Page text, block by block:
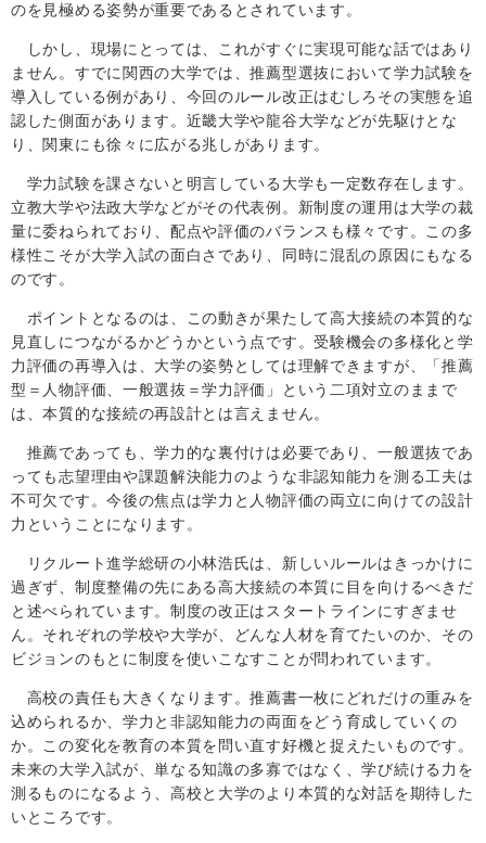
のを見極める姿勢が重要であるとされています。
しかし、現場にとっては、これがすぐに実現可能な話ではあり
ません。すでに関西の大学では、推薦型選抜において学力試験を
導入している例があり、今回のルール改正はむしろその実態を追
認した側面があります。近畿大学や龍谷大学などが先駆けとな
り、関東にも徐々に広がる兆しがあります。
学力試験を課さないと明言している大学も一定数存在します。
立教大学や法政大学などがその代表例。新制度の運用は大学の裁
量に委ねられており、配点や評価のバランスも様々です。この多
様性こそが大学入試の面白さであり、同時に混乱の原因にもなる
のです。
ポイントとなるのは、この動きが果たして高大接続の本質的な
見直しにつながるかどうかという点です。受験機会の多様化と学
力評価の再導入は、大学の姿勢としては理解できますが、「推薦
型＝人物評価、一般選抜＝学力評価」という二項対立のままで
は、本質的な接続の再設計とは言えません。
推薦であっても、学力的な裏付けは必要であり、一般選抜であ
っても志望理由や課題解決能力のような非認知能力を測る工夫は
不可欠です。今後の焦点は学力と人物評価の両立に向けての設計
力ということになります。
リクルート進学総研の小林浩氏は、新しいルールはきっかけに
過ぎず、制度整備の先にある高大接続の本質に目を向けるべきだ
と述べられています。制度の改正はスタートラインにすぎませ
ん。それぞれの学校や大学が、どんな人材を育てたいのか、その
ビジョンのもとに制度を使いこなすことが問われています。
高校の責任も大きくなります。推薦書一枚にどれだけの重みを
込められるか、学力と非認知能力の両面をどう育成していくの
か。この変化を教育の本質を問い直す好機と捉えたいものです。
未来の大学入試が、単なる知識の多寡ではなく、学び続ける力を
測るものになるよう、高校と大学のより本質的な対話を期待した
いところです。